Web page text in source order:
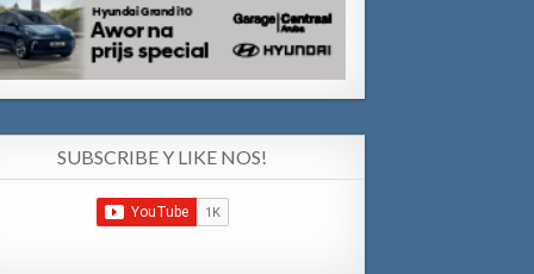
SUBSCRIBE Y LIKE NOS!